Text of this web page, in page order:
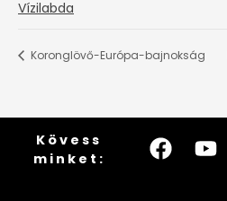
Vízilabda
Koronglövő-Európa-bajnokság
Kövess
minket: